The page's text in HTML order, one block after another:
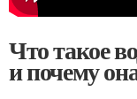
Что такое
и почему